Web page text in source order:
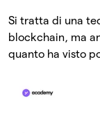
Si tratta di una
blockchain, ma
quanto ha visto